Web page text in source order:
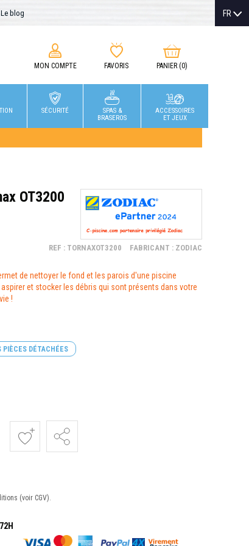
Le blog FR
MON COMPTE FAVORIS PANIER (0)
SÉCURITÉ
SPAS &
BRASEROS
ACCESSOIRES
ET JEUX
OT3200
REF : TORNAXOT3200 FABRICANT : ZODIAC
de nettoyer le fond et les parois d'une piscine
et stocker les débris qui sont présents dans votre
!
PIÈCES DÉTACHÉES
(voir CGV).